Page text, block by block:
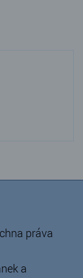
práva
a